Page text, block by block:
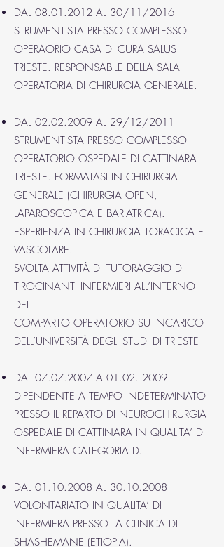
DAL 08.01.2012 AL 30/11/2016
STRUMENTISTA PRESSO COMPLESSO
OPERAORIO CASA DI CURA SALUS
TRIESTE. RESPONSABILE DELLA SALA
OPERATORIA DI CHIRURGIA GENERALE.
DAL 02.02.2009 AL 29/12/2011
STRUMENTISTA PRESSO COMPLESSO
OPERATORIO OSPEDALE DI CATTINARA
TRIESTE. FORMATASI IN CHIRURGIA
GENERALE (CHIRURGIA OPEN,
LAPAROSCOPICA E BARIATRICA).
ESPERIENZA IN CHIRURGIA TORACICA E
VASCOLARE.
SVOLTA ATTIVITÀ DI TUTORAGGIO DI
TIROCINANTI INFERMIERI ALL’INTERNO
DEL
COMPARTO OPERATORIO SU INCARICO
DELL’UNIVERSITÀ DEGLI STUDI DI TRIESTE
DAL 07.07.2007 AL01.02. 2009
DIPENDENTE A TEMPO INDETERMINATO
PRESSO IL REPARTO DI NEUROCHIRURGIA
OSPEDALE DI CATTINARA IN QUALITA’ DI
INFERMIERA CATEGORIA D.
DAL 01.10.2008 AL 30.10.2008
VOLONTARIATO IN QUALITA’ DI
INFERMIERA PRESSO LA CLINICA DI
SHASHEMANE (ETIOPIA).